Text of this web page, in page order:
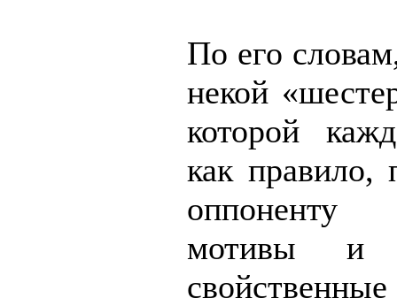
По его
некой
которой
как правило,
мотивы и